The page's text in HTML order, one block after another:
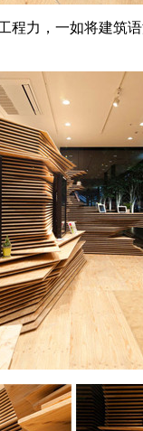
程力，一如将建筑